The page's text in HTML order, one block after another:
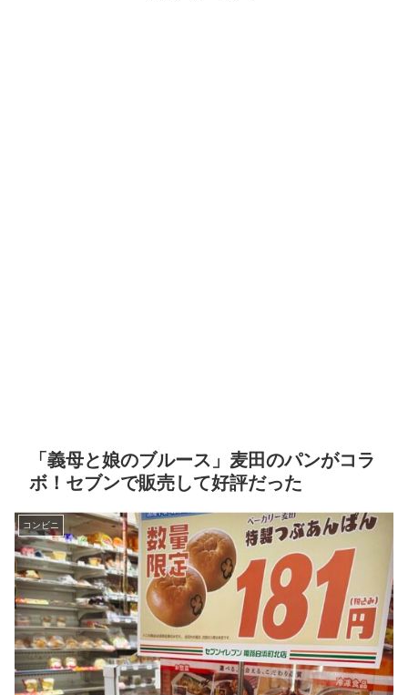
「義母と娘のブルース」麦田のパンがコラ
ボ！セブンで販売して好評だった
コンビニ